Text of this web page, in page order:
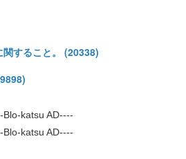
関すること。 (20338)
Blo-katsu AD----
Blo-katsu AD----